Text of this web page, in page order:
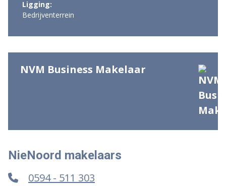
Ligging:
Bedrijventerrein
NVM Business Makelaar
NieNoord makelaars
0594 - 511 303